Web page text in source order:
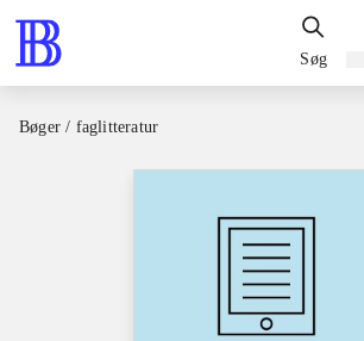
Søg
Bøger / faglitteratur